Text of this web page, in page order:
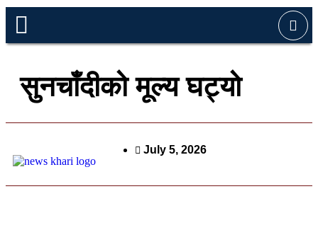
सुनचाँदीको मूल्य घट्यो
July 5, 2026